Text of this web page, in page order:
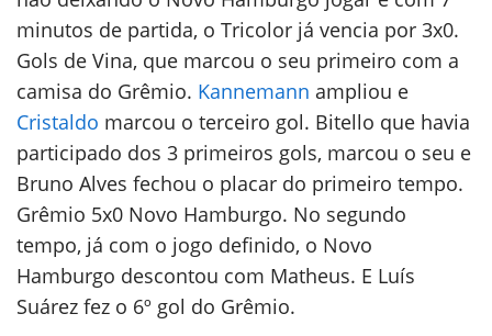
minutos de partida, o Tricolor já vencia por 3x0.
Gols de Vina, que marcou o seu primeiro com a
camisa do Grêmio. Kannemann ampliou e
Cristaldo marcou o terceiro gol. Bitello que havia
participado dos 3 primeiros gols, marcou o seu e
Bruno Alves fechou o placar do primeiro tempo.
Grêmio 5x0 Novo Hamburgo. No segundo
tempo, já com o jogo definido, o Novo
Hamburgo descontou com Matheus. E Luís
Suárez fez o 6º gol do Grêmio.